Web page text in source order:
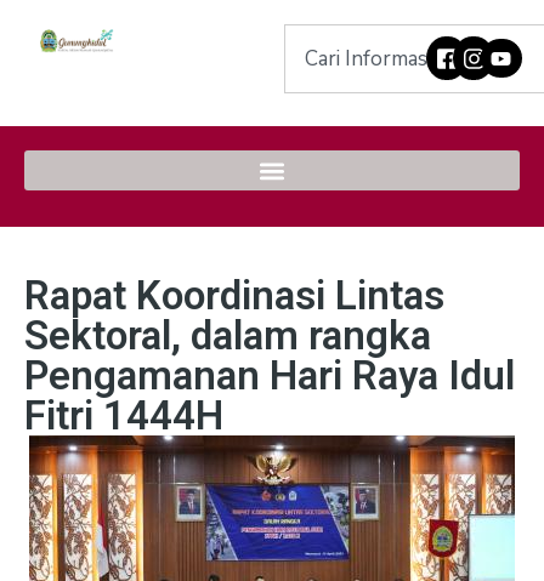
Rapat Koordinasi Lintas
Sektoral, dalam rangka
Pengamanan Hari Raya Idul
Fitri 1444H